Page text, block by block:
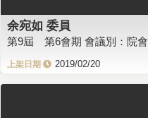
余宛如 委員
第9屆 第6會期 會議別：院會
2019/02/20